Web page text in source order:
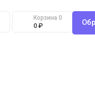
Корзина 0
0 ₽